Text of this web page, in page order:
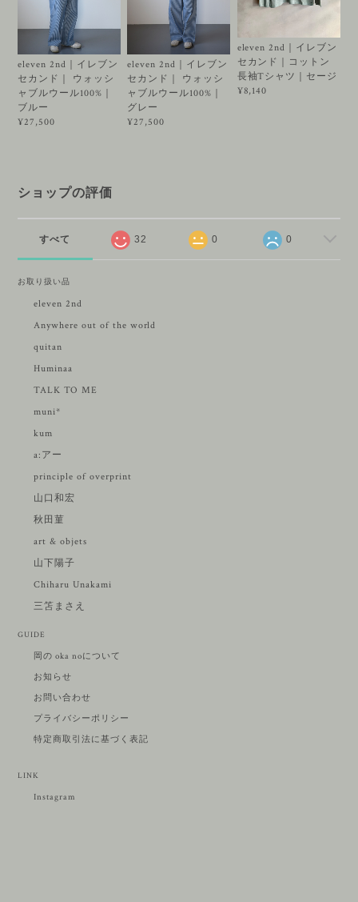
eleven 2nd｜イレブン
セカンド｜ ウォッシ
ャブルウール100%｜
ブルー
¥27,500
eleven 2nd｜イレブン
セカンド｜ ウォッシ
ャブルウール100%｜
グレー
¥27,500
eleven 2nd｜イレブン
セカンド｜コットン
長袖Tシャツ｜セージ
¥8,140
ショップの評価
すべて 32 0 0
お取り扱い品
eleven 2nd
Anywhere out of the world
quitan
Huminaa
TALK TO ME
muni*
kum
a:アー
principle of overprint
山口和宏
秋田菫
art & objets
山下陽子
Chiharu Unakami
三笘まさえ
GUIDE
岡の oka noについて
お知らせ
お問い合わせ
プライバシーポリシー
特定商取引法に基づく表記
LINK
Instagram